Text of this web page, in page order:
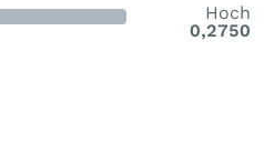
Hoch
0,2750